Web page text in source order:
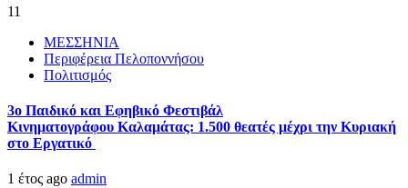
11
ΜΕΣΣΗΝΙΑ
Περιφέρεια Πελοποννήσου
Πολιτισμός
3ο Παιδικό και Εφηβικό Φεστιβάλ
Κινηματογράφου Καλαμάτας: 1.500 θεατές μέχρι την Κυριακή
στο Εργατικό
1 έτος ago admin